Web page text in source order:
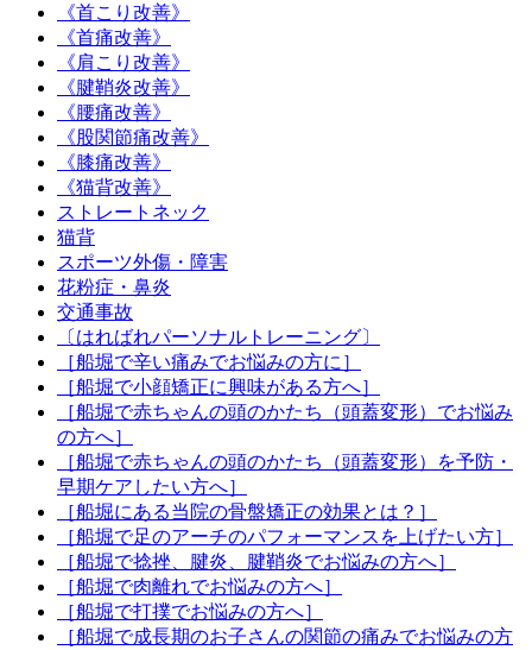
《首こり改善》
《首痛改善》
《肩こり改善》
《腱鞘炎改善》
《腰痛改善》
《股関節痛改善》
《膝痛改善》
《猫背改善》
ストレートネック
猫背
スポーツ外傷・障害
花粉症・鼻炎
交通事故
〔はればれパーソナルトレーニング〕
［船堀で辛い痛みでお悩みの方に］
［船堀で小顔矯正に興味がある方へ］
［船堀で赤ちゃんの頭のかたち（頭蓋変形）でお悩み
の方へ］
［船堀で赤ちゃんの頭のかたち（頭蓋変形）を予防・
早期ケアしたい方へ］
［船堀にある当院の骨盤矯正の効果とは？］
［船堀で足のアーチのパフォーマンスを上げたい方］
［船堀で捻挫、腱炎、腱鞘炎でお悩みの方へ］
［船堀で肉離れでお悩みの方へ］
［船堀で打撲でお悩みの方へ］
［船堀で成長期のお子さんの関節の痛みでお悩みの方